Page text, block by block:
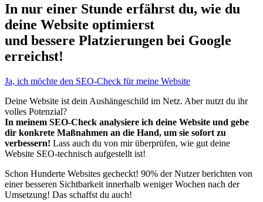
In nur einer Stunde erfährst du, wie du
deine Website optimierst
und bessere Platzierungen bei Google
erreichst!
Ja, ich möchte den SEO-Check für meine Website
Deine Website ist dein Aushängeschild im Netz. Aber nutzt du ihr
volles Potenzial?
In meinem SEO-Check analysiere ich deine Website und gebe
dir konkrete Maßnahmen an die Hand, um sie sofort zu
verbessern! Lass auch du von mir überprüfen, wie gut deine
Website SEO-technisch aufgestellt ist!
Schon Hunderte Websites gecheckt! 90% der Nutzer berichten von
einer besseren Sichtbarkeit innerhalb weniger Wochen nach der
Umsetzung! Das schaffst du auch!